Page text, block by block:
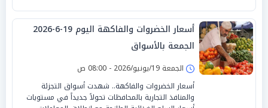
أسعار الخضروات والفاكهة اليوم 19-6-2026
الجمعة بالأسواق
الجمعة 19/يونيو/2026 - 08:00 ص
أسعار الخضروات والفاكهة.. شهدت أسواق التجزئة
والمنافذ التجارية بالمحافظات تحولاً جديداً في مستويات